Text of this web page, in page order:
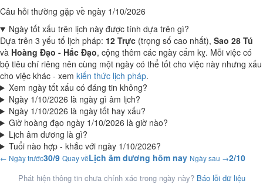
Câu hỏi thường gặp về ngày 1/10/2026
Ngày tốt xấu trên lịch này được tính dựa trên gì?
Dựa trên 3 yếu tố lịch pháp: 12 Trực (trọng số cao nhất), Sao 28 Tú
và Hoàng Đạo - Hắc Đạo, cộng thêm các ngày cấm kỵ. Mỗi việc có
bộ tiêu chí riêng nên cùng một ngày có thể tốt cho việc này nhưng xấu
cho việc khác - xem kiến thức lịch pháp.
Xem ngày tốt xấu có đáng tin không?
Ngày 1/10/2026 là ngày gì âm lịch?
Ngày 1/10/2026 là ngày tốt hay xấu?
Giờ hoàng đạo ngày 1/10/2026 là giờ nào?
Lịch âm dương là gì?
Tuổi nào hợp - khắc với ngày 1/10/2026?
← Ngày trước30/9 Quay vềLịch âm dương hôm nay Ngày sau →2/10
Phát hiện thông tin chưa chính xác trong ngày này? Báo lỗi dữ liệu